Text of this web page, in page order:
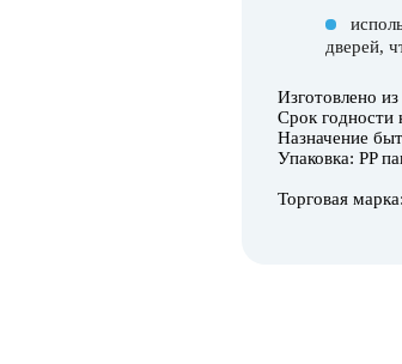
дверей,
Изготовлено
Срок годности
Назначение
Упаковка: PP
Торговая